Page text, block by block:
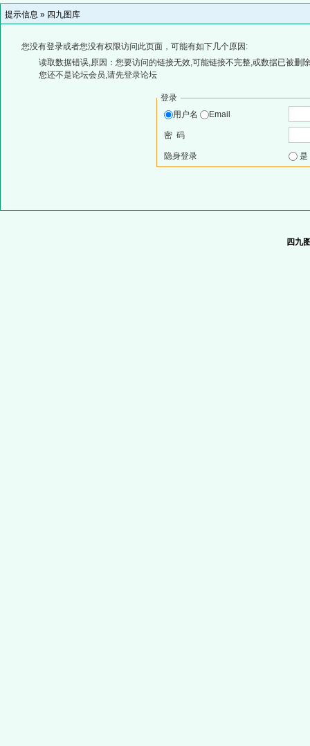
提示信息 » 四九图库
您没有登录或者您没有权限访问此页面，可能有如下几个原因:
读取数据错误,原因：您要访问的链接无效,可能链接不完整,或数据已被删
您还不是论坛会员,请先登录论坛
登录
用户名
Email
密 码
隐身登录
四九